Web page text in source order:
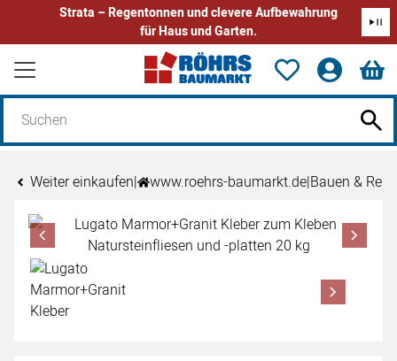
Strata – Regentonnen und clevere Aufbewahrung
für Haus und Garten.
Zum Hauptinhalt springen
Weiter einkaufen| www.roehrs-baumarkt.de|Bauen &
Produktgalerie
Zur Kaufbox springen